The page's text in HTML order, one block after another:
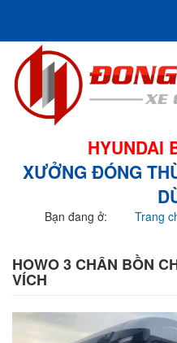
HYUNDAI
XƯỞNG ĐÓNG
Bạn đang ở: Trang
HOWO 3 CHÂN BỒN
VÍCH